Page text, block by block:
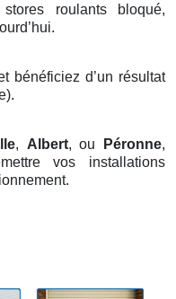
roulants bloqué,
bénéficiez d’un résultat
, Albert, ou Péronne,
vos installations